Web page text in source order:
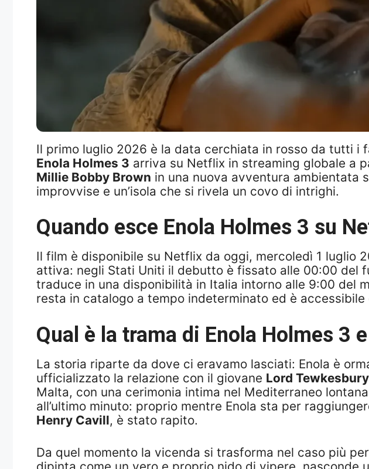
Il primo luglio 2026 è la data cerchiata in rosso da tutti i
Enola Holmes 3 arriva su Netflix in streaming globale a
Millie Bobby Brown in una nuova avventura ambientata
improvvise e un’isola che si rivela un covo di intrighi.
Quando esce Enola Holmes 3 su
Il film è disponibile su Netflix da oggi, mercoledì 1 luglio
attiva: negli Stati Uniti il debutto è fissato alle 00:00 del
traduce in una disponibilità in Italia intorno alle 9:00 del
resta in catalogo a tempo indeterminato ed è
Qual è la trama di Enola Holmes 3
La storia riparte da dove ci eravamo lasciati: Enola è
ufficializzato la relazione con il giovane Lord Tewkesbury
Malta, con una cerimonia intima nel Mediterraneo
all’ultimo minuto: proprio mentre Enola sta per
Henry Cavill, è stato rapito.
Da quel momento la vicenda si trasforma nel caso più